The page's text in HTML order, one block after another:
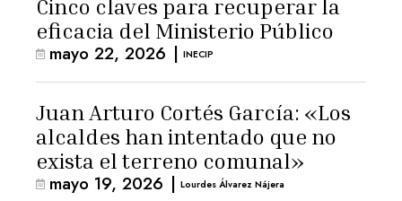
Cinco claves para recuperar la
eficacia del Ministerio Público
mayo 22, 2026 | INECIP
Juan Arturo Cortés García: «Los
alcaldes han intentado que no
exista el terreno comunal»
mayo 19, 2026 | Lourdes Álvarez Nájera